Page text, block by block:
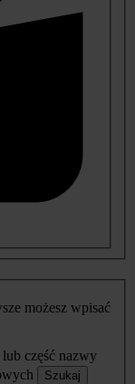
możesz wpisać
część nazwy
Szukaj